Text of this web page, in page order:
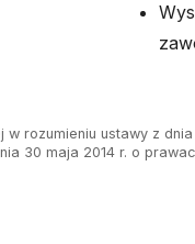
rozumieniu ustawy z
30 maja 2014 r. o